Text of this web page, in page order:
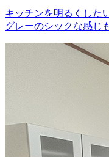
キッチンを明るくした
グレーのシックな感じ